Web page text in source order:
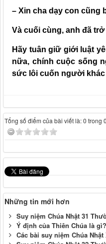
– Xin cha dạy con cũng
Và cuối cùng, anh đã
Hãy tuân giữ giới luật
nữa, chính cuộc sống
sức lôi cuốn người khác
Tổng số điểm của bài viết là: 0 trong
Những tin mới hơn
Suy niệm Chúa Nhật 31
Ý định của Thiên Chúa là gì?
Các bài suy niệm Chúa